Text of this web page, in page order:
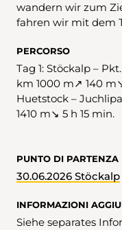
wandern wir zum
fahren wir mit dem
PERCORSO
Tag 1: Stöckalp –
km 1000 m↗ 140
Huetstock – Juchlipass
1410 m↘ 5 h 15 min.
PUNTO DI PARTENZA
30.06.2026 Stöckalp
INFORMAZIONI
Siehe separates